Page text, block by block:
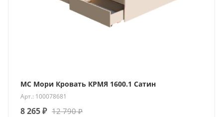
МС Мори Кровать КРМЯ 1600.1 Сатин
Арт.: 100078681
8 265₽ 12 790₽